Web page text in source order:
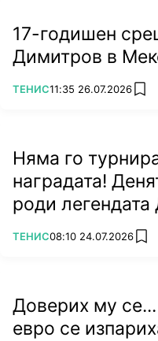
17-годишен
Димитров в
ПОВЕЧЕ ОТ
ТЕНИС11:35 26.07.2026 add
Няма го
наградата!
роди
ПОВЕЧЕ ОТ
ТЕНИС08:10 24.07.2026
Доверих му
евро се